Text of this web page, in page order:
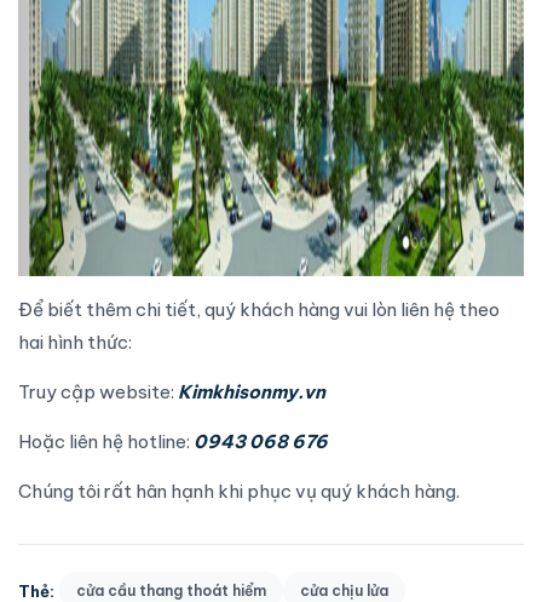
Để biết thêm chi tiết, quý khách hàng vui lòn liên hệ theo
hai hình thức:
Truy cập website: Kimkhisonmy.vn
Hoặc liên hệ hotline: 0943 068 676
Chúng tôi rất hân hạnh khi phục vụ quý khách hàng.
Thẻ: cửa cầu thang thoát hiểm cửa chịu lửa